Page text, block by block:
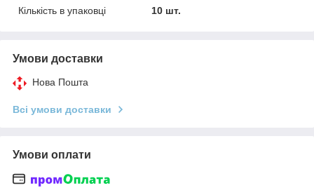
Кількість в упаковці
10 шт.
Умови доставки
Нова Пошта
Всі умови доставки
Умови оплати